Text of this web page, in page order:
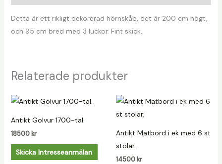
Detta är ett rikligt dekorerad hörnskåp, det är 200 cm högt,
och 95 cm bred med 3 luckor. Fint skick.
Relaterade produkter
Antikt Golvur 1700-tal.
18500 kr
Skicka Intresseanmälan
Antikt Matbord i ek med 6 st
stolar.
14500 kr